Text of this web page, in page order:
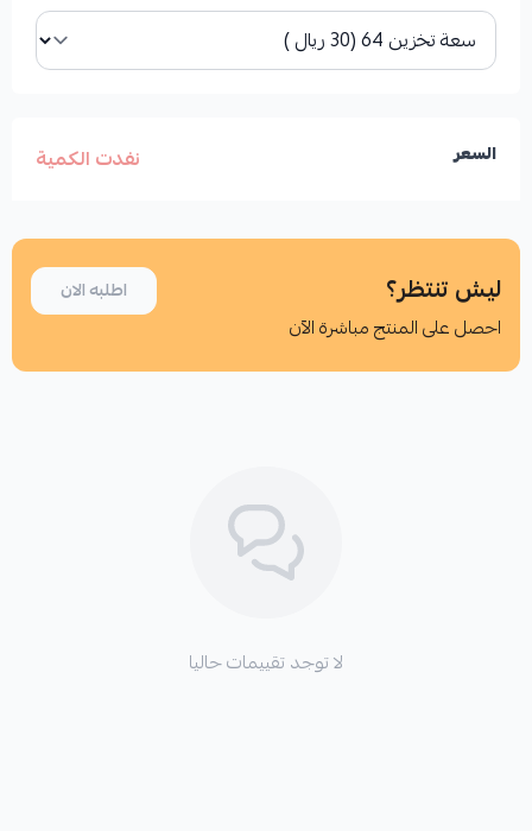
السعر نفدت الكمية
ليش تنتظر؟
احصل على المنتج مباشرة الآن
اطلبه الان
اطلب المنتج
لا توجد تقييمات حاليا